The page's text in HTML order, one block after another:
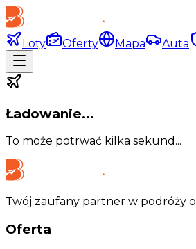
Loty Oferty Mapa Auta
Ładowanie...
To może potrwać kilka sekund...
Twój zaufany partner w podróży
Oferta